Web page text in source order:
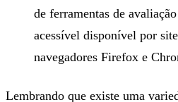
de ferramentas de
acessível disponível por
navegadores Firefox e
Lembrando que existe uma